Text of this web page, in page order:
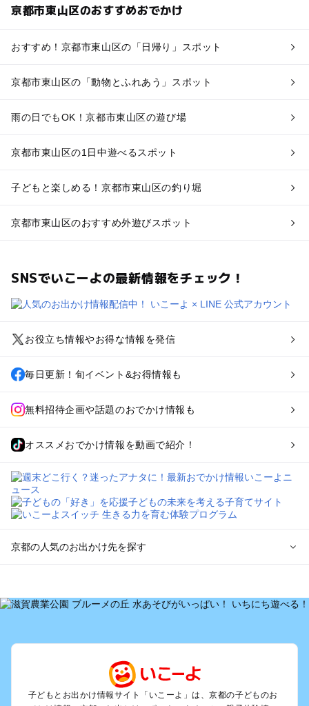
京都市東山区のおすすめおでかけ
おすすめ！京都市東山区の「日帰り」スポット
京都市東山区の「動物とふれあう」スポット
雨の日でもOK！京都市東山区の遊び場
京都市東山区の1日中遊べるスポット
子どもと楽しめる！京都市東山区の釣り堀
京都市東山区のおすすめ外遊びスポット
SNSでいこーよの最新情報をチェック！
お役立ち情報やお得な情報を発信
毎日更新！旬イベント&お得情報も
無料招待企画や話題のおでかけ情報も
オススメおでかけ情報を動画で紹介！
京都の人気のお出かけ先を探す
を探す
宇治・京都南部（長岡京・山崎）のプールお出かけ
出かけ
天橋立・舞鶴・丹後半島のプールお出かけ
福知山・綾部のプールお出かけ
亀岡・湯の花・美山・丹波のプールお出かけ
子どもとお出かけ情報サイト「いこーよ」は、京都の子どものお